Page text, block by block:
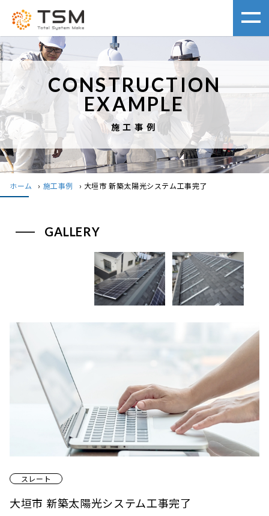
CONSTRUCTION
EXAMPLE
施工事例
ホーム › 施工事例 › 大垣市 新築太陽光システム工事完了
スレート
大垣市 新築太陽光システム工事完了
GALLERY